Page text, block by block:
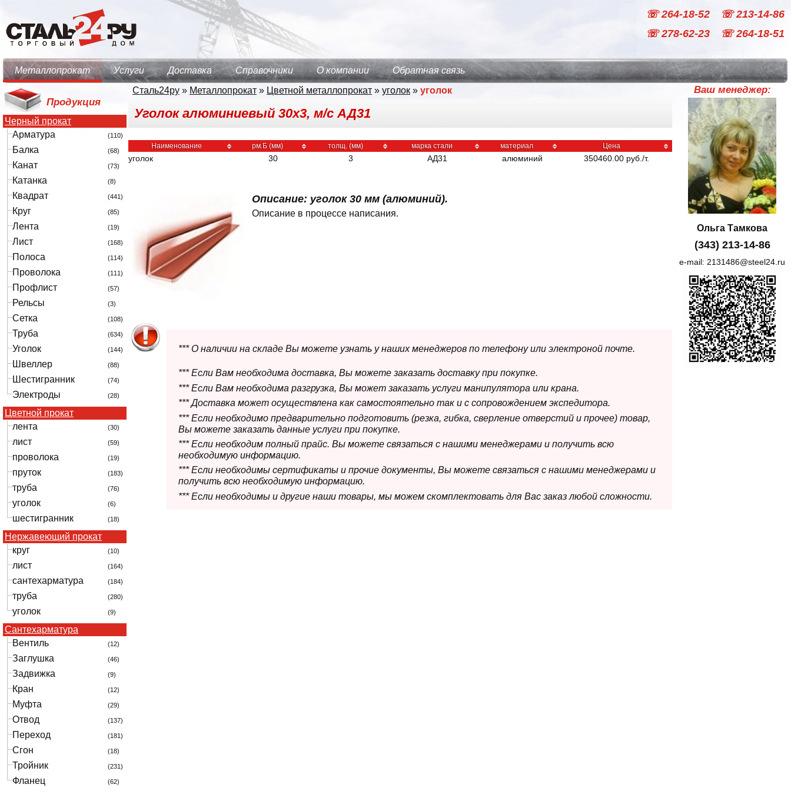
☏ 264-18-52
☏ 213-14-86
☏ 278-62-23
☏ 264-18-51
Металлопрокат Услуги Доставка Справочники О компании Обратная связь
Продукция
Черный прокат
Арматура
(110)
Балка (68)
Канат (73)
Катанка (8)
Квадрат (441)
Круг (85)
Лента (19)
Лист (168)
Полоса (114)
Проволока (111)
Профлист (57)
Рельсы (3)
Сетка (108)
Труба (634)
Уголок (144)
Швеллер (88)
Шестигранник (74)
Электроды (28)
Цветной прокат
лента
(30)
лист (59)
проволока (19)
пруток (183)
труба (76)
уголок (6)
шестигранник (18)
Нержавеющий прокат
круг
(10)
лист (164)
сантехарматура (184)
труба (280)
уголок (9)
Сантехарматура
Вентиль
(12)
Заглушка (46)
Задвижка (9)
Кран (12)
Муфта (29)
Отвод (137)
Переход (181)
Сгон (18)
Тройник (231)
Фланец (62)
Сталь24ру » Металлопрокат » Цветной металлопрокат » уголок » уголок
Уголок алюминиевый 30х3, м/с АД31
Наименование рм.Б (мм) толщ. (мм) марка стали материал Цена
уголок 30 3 АД31 алюминий 350460.00 руб ./т.
Описание: уголок 30 мм (алюминий).
Описание в процессе написания.
*** О наличии на складе Вы можете узнать у наших менеджеров по телефону или электроной почте.
*** Если Вам необходима доставка, Вы можете заказать доставку при покупке.
*** Если Вам необходима разгрузка, Вы может заказать услуги манипулятора или крана.
*** Доставка может осуществлена как самостоятельно так и с сопровождением экспедитора.
*** Если необходимо предварительно подготовить (резка, гибка, сверление отверстий и прочее) товар,
Вы можете заказать данные услуги при покупке.
*** Если необходим полный прайс. Вы можете связаться с нашими менеджерами и получить всю
необходимую информацию.
*** Если необходимы сертификаты и прочие документы, Вы можете связаться с нашими менеджерами и
получить всю необходимую информацию.
*** Если необходимы и другие наши товары, мы можем скомплектовать для Вас заказ любой сложности.
Ваш менеджер:
Ольга Тамкова
(343) 213-14-86
e-mail: 2131486@steel24.ru